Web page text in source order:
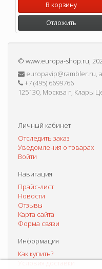
В корзину
Отложить
© www.europa-shop.ru,
europavip@rambler.ru,
+7 (495) 6699766
125130, Москва г, Клары
Личный кабинет
Отследить заказ
Уведомления о товарах
Войти
Навигация
Прайс-лист
Новости
Отзывы
Карта сайта
Форма связи
Информация
Как купить?
Условия доставки